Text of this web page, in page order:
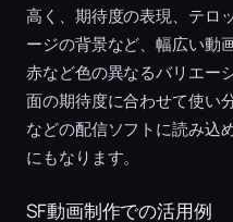
高く、期待度の表現、テロ
ージの背景など、幅広い動
赤など色の異なるバリエー
面の期待度に合わせて使い
などの配信ソフトに読み込
にもなります。
SF動画制作での活用例